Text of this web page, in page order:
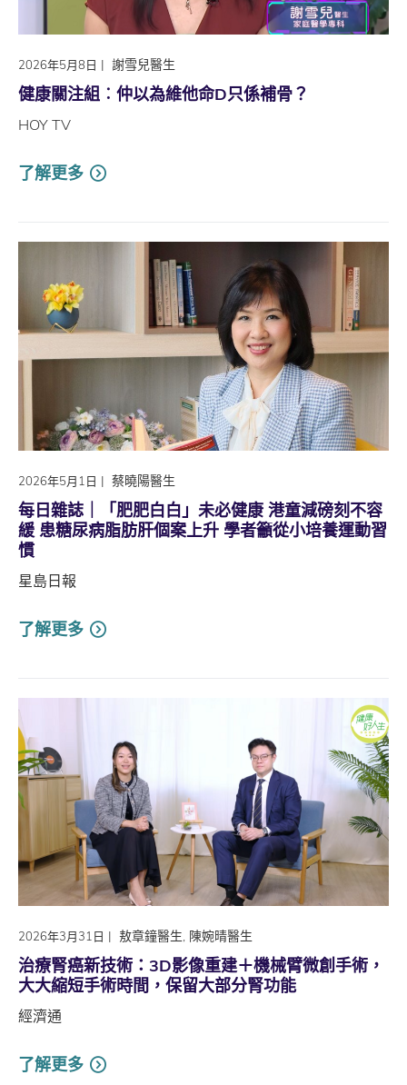
2026年5月8日 | 謝雪兒醫生
健康關注組︰仲以為維他命D只係補骨？
HOY TV
了解更多
2026年5月1日 | 蔡曉陽醫生
每日雜誌｜「肥肥白白」未必健康 港童減磅刻不容
緩 患糖尿病脂肪肝個案上升 學者籲從小培養運動習
慣
星島日報
了解更多
2026年3月31日 | 敖章鐘醫生, 陳婉晴醫生
治療腎癌新技術：3D影像重建＋機械臂微創手術，
大大縮短手術時間，保留大部分腎功能
經濟通
了解更多